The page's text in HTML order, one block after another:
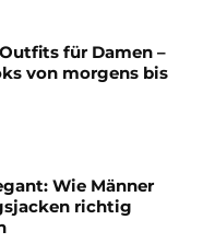
für Damen –
von morgens bis
Wie Männer
richtig